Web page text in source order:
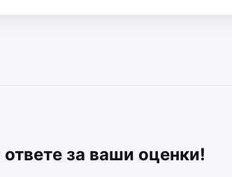
за ваши оценки!